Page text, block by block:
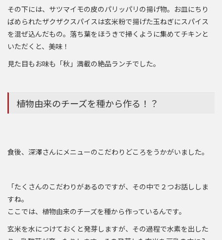
その下には、サツマイモの皮のパリッパリの揚げ物。お皿にちり
ばめられたザクザクスパイスは玄米粉で揚げた玉ねぎにスパイス
を混ぜ込んだもの。落ち葉をほうきで掃くように集めてチキンと
いただくと、美味！
見た目もお味も「秋」満載の絶品ランチでした。
植物由来のチーズを種から作る！？
食後、深澤さんにメニューのこだわりどころをうかがいました。
「たくさんのこだわりがあるのですが、その中で２つお話ししま
すね。
ここでは、植物由来のチーズを種から作っているんです。
玄米を水につけておくと発芽しますが、その過程で水素を出した